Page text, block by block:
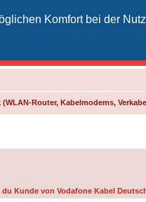
Komfort bei der
(WLAN-Router, Kabelmodems,
Kunde von Vodafone Kabel